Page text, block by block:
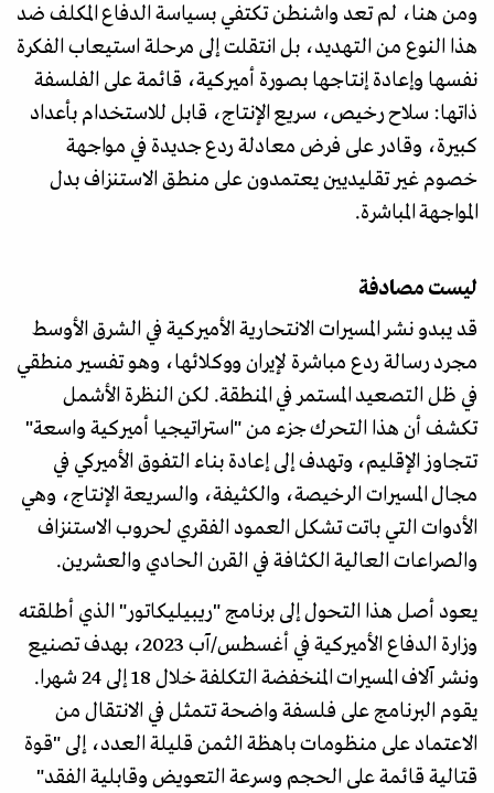
ومن هنا، لم تعد واشنطن تكتفي بسياسة الدفاع المكلف ضد
هذا النوع من التهديد، بل انتقلت إلى مرحلة استيعاب الفكرة
نفسها وإعادة إنتاجها بصورة أميركية، قائمة على الفلسفة
ذاتها: سلاح رخيص، سريع الإنتاج، قابل للاستخدام بأعداد
كبيرة، وقادر على فرض معادلة ردع جديدة في مواجهة
خصوم غير تقليديين يعتمدون على منطق الاستنزاف بدل
المواجهة المباشرة.
ليست مصادفة
قد يبدو نشر المسيرات الانتحارية الأميركية في الشرق الأوسط
مجرد رسالة ردع مباشرة لإيران ووكلائها، وهو تفسير منطقي
في ظل التصعيد المستمر في المنطقة. لكن النظرة الأشمل
تكشف أن هذا التحرك جزء من "استراتيجيا أميركية واسعة"
تتجاوز الإقليم، وتهدف إلى إعادة بناء التفوق الأميركي في
مجال المسيرات الرخيصة، والكثيفة، والسريعة الإنتاج، وهي
الأدوات التي باتت تشكل العمود الفقري لحروب الاستنزاف
والصراعات العالية الكثافة في القرن الحادي والعشرين.
يعود أصل هذا التحول إلى برنامج "ريبيليكاتور" الذي أطلقته
وزارة الدفاع الأميركية في أغسطس/آب 2023، بهدف تصنيع
ونشر آلاف المسيرات المنخفضة التكلفة خلال 18 إلى 24 شهرا.
يقوم البرنامج على فلسفة واضحة تتمثل في الانتقال من
الاعتماد على منظومات باهظة الثمن قليلة العدد، إلى "قوة
قتالية قائمة على الحجم وسرعة التعويض وقابلية الفقد"